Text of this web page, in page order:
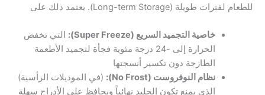
للطعام لفترات طويلة (Long-term Storage). يعتمد ذلك على
خاصية التجميد السريع (Super Freeze):
التي تخفض
الحرارة إلى -24 درجة مئوية فجأة لتجميد الأطعمة
الطازجة دون تكسير أنسجتها
نظام النوفروست (No Frost):
(في الموديلات الرأسية)
الذي يمنع تكون الجليد نهائياً ويحافظ على الأدراج سهلة